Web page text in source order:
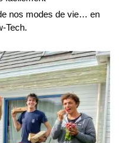
nos modes de vie… en
Tech.